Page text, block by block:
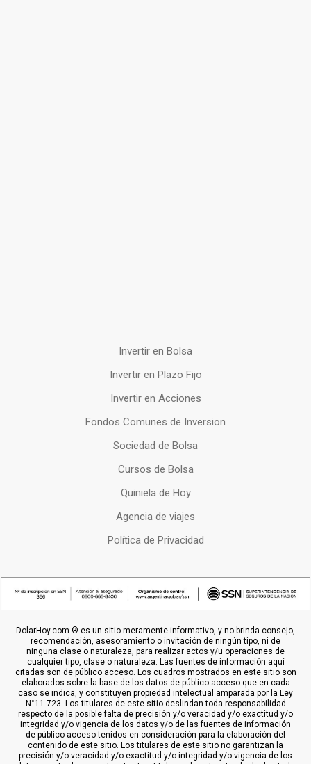
Invertir en Bolsa
Invertir en Plazo Fijo
Invertir en Acciones
Fondos Comunes de Inversion
Sociedad de Bolsa
Cursos de Bolsa
Quiniela de Hoy
Agencia de viajes
Política de Privacidad
DolarHoy.com ® es un sitio meramente informativo, y no brinda consejo,
recomendación, asesoramiento o invitación de ningún tipo, ni de
ninguna clase o naturaleza, para realizar actos y/u operaciones de
cualquier tipo, clase o naturaleza. Las fuentes de información aquí
citadas son de público acceso. Los cuadros mostrados en este sitio son
elaborados sobre la base de los datos de público acceso que en cada
caso se indica, y constituyen propiedad intelectual amparada por la Ley
N°11.723. Los titulares de este sitio deslindan toda responsabilidad
respecto de la posible falta de precisión y/o veracidad y/o exactitud y/o
integridad y/o vigencia de los datos y/o de las fuentes de información
de público acceso tenidos en consideración para la elaboración del
contenido de este sitio. Los titulares de este sitio no garantizan la
precisión y/o veracidad y/o exactitud y/o integridad y/o vigencia de los